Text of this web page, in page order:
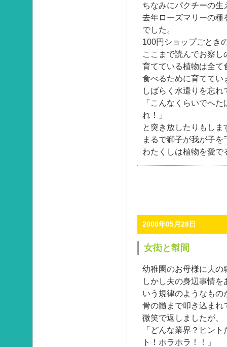
ちなみにパクチーの
去年ローズマリーの種
でした。
100円ショップごとき
ここまで読んでお察
育てている植物は全て
食べるために育ててい
しばらく水遣りを忘
「こんなくらいでへ
れ！」
と突き放したりもしま
まるで獅子が我が子
わたくしは植物を愛
2008年05月28日
女衒と幇間
幼稚園のお母様に夫の
しかし夫の身辺事情
いう規律のようなもの
骨の髄まで叩き込まれ
微笑で返しましたが、
「どんな業界？ヒン
ト！ホラホラ！！」